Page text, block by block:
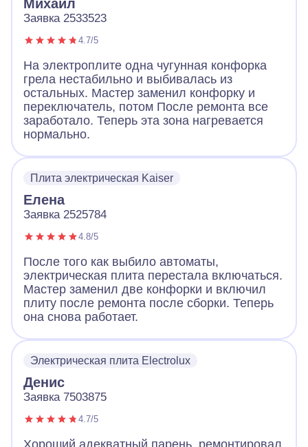
Михаил
Заявка 2533523
4.7/5
На электроплите одна чугунная конфорка
грела нестабильно и выбивалась из
остальных. Мастер заменил конфорку и
переключатель, потом После ремонта все
заработало. Теперь эта зона нагревается
нормально.
Плита электрическая Kaiser
Елена
Заявка 2525784
4.8/5
После того как выбило автоматы,
электрическая плита перестала включаться.
Мастер заменил две конфорки и включил
плиту после ремонта после сборки. Теперь
она снова работает.
Электрическая плита Electrolux
Денис
Заявка 7503875
4.7/5